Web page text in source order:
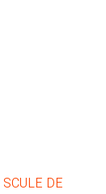
SCULE DE